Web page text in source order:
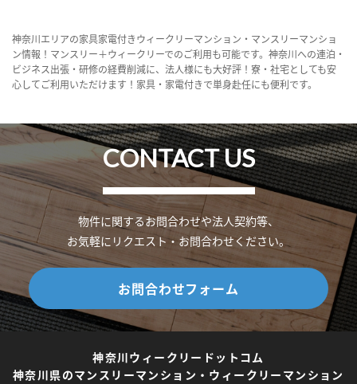
神奈川エリアの家具家電付きウィークリーマンション・マンスリーマンショ
ン情報！マンスリー＋ウィークリーでのご利用も可能です。神奈川への連泊・
ビジネス出張・研修の経費削減に、法人様にも大好評！寮・社宅としても安
心してご利用いただけます！家具・家電付きで単身赴任にも便利です。
CONTACT US
物件に関するお問合わせや法人契約等、
お気軽にリクエスト・お問合わせください。
お問合わせフォーム
神奈川ウィークリードットコム
神奈川県のマンスリーマンション・ウィークリーマンション